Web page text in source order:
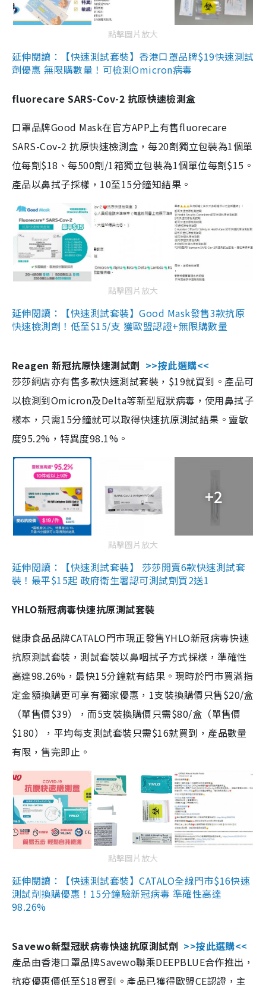
點擊圖片放大
延伸閱讀：【快速測試套裝】香港口罩品牌$19快速測試
劑優惠 無限購數量！可檢測Omicron病毒
fluorecare SARS-Cov-2 抗原快速檢測盒
口罩品牌Good Mask在官方APP上有售fluorecare
SARS-Cov-2 抗原快速檢測盒，每20劑獨立包裝為1個單
位每劑$18、每500劑/1箱獨立包裝為1個單位每劑$15。
產品以鼻拭子採樣，10至15分鐘知結果。
點擊圖片放大
延伸閱讀：【快速測試套裝】Good Mask發售3款抗原
快速檢測劑！低至$15/支 獲歐盟認證+無限購數量
Reagen 新冠抗原快速測試劑 >>按此選購<<
莎莎網店亦有售多款快速測試套裝，$19就買到。產品可
以檢測到Omicron及Delta等新型冠狀病毒，使用鼻拭子
樣本，只需15分鐘就可以取得快速抗原測試結果。靈敏
度95.2%，特異度98.1%。
+2
點擊圖片放大
延伸閱讀：【快速測試套裝】 莎莎開賣6款快速測試套
裝！最平$15起 政府衛生署認可測試劑買2送1
YHLO新冠病毒快速抗原測試套裝
健康食品品牌CATALO門市現正發售YHLO新冠病毒快速
抗原測試套裝，測試套裝以鼻咽拭子方式採樣，準確性
高達98.26%，最快15分鐘就有結果。現時於門市買滿指
定金額換購更可享有獨家優惠，1支裝換購價只售$20/盒
（單售價$39），而5支裝換購價只需$80/盒（單售價
$180），平均每支測試套裝只需$16就買到，產品數量
有限，售完即止。
點擊圖片放大
延伸閱讀：【快速測試套裝】CATALO全線門市$16快速
測試劑換購優惠！15分鐘驗新冠病毒 準確性高達
98.26%
Savewo新型冠狀病毒快速抗原測試劑 >>按此選購<<
產品由香港口罩品牌Savewo聯乘DEEPBLUE合作推出，
抗疫優惠價低至$18買到。產品已獲得歐盟CE認證，主